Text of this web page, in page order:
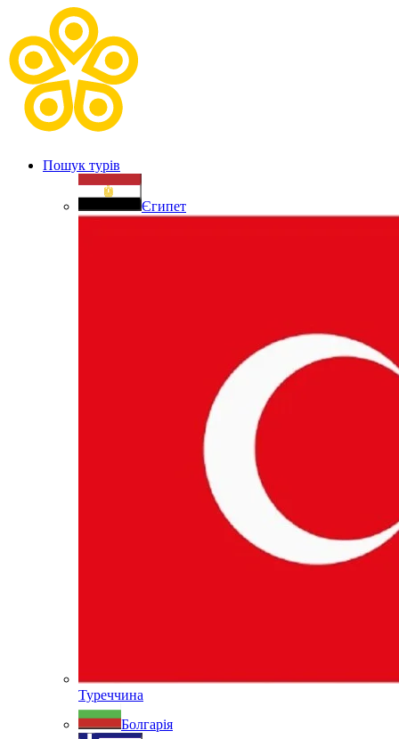
Пошук турів
Єгипет
Туреччина
Болгарія